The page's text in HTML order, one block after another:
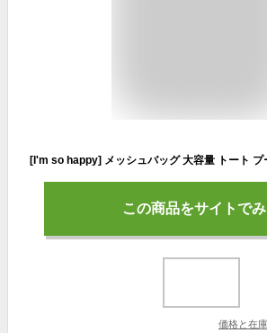
この商品をサイトで
価格と在